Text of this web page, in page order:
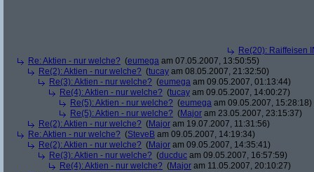
Re(20): Raiffeisen
Re: Aktien - nur welche? (eumega am 07.05.2007, 13:50:55)
Re(2): Aktien - nur welche? (tucay am 08.05.2007, 21:32:50)
Re(3): Aktien - nur welche? (eumega am 09.05.2007, 01:13:44)
Re(4): Aktien - nur welche? (tucay am 09.05.2007, 14:00:27)
Re(5): Aktien - nur welche? (eumega am 09.05.2007, 15:28:18)
Re(5): Aktien - nur welche? (Major am 23.05.2007, 23:15:37)
Re(2): Aktien - nur welche? (Major am 19.07.2007, 11:31:56)
Re: Aktien - nur welche? (SteveB am 09.05.2007, 14:19:34)
Re(2): Aktien - nur welche? (Major am 09.05.2007, 14:35:41)
Re(3): Aktien - nur welche? (ducduc am 09.05.2007, 16:57:59)
Re(4): Aktien - nur welche? (Major am 11.05.2007, 20:10:27)